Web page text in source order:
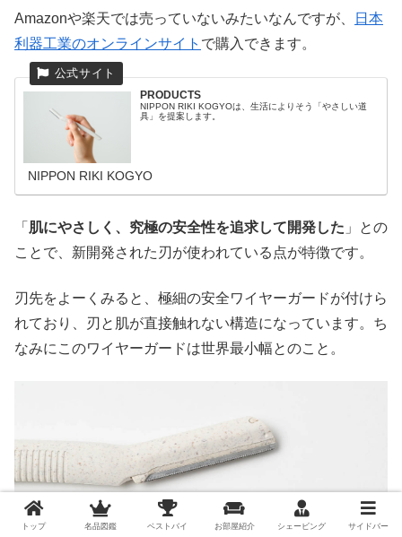
Amazonや楽天では売っていないみたいなんですが、
日本
利器工業のオンラインサイト で購入できます。
PRODUCTS
NIPPON RIKI KOGYOは、生活によりそう「やさしい道
具」を提案します。
NIPPON RIKI KOGYO
「 肌にやさしく、究極の安全性を追求して開発した 」との
ことで、新開発された刃が使われている点が特徴です。
刃先をよーくみると、極細の安全ワイヤーガードが付けら
れており、刃と肌が直接触れない構造になっています。ち
なみにこのワイヤーガードは世界最小幅とのこと。
トップ 名品図鑑 ベストバイ お部屋紹介 シェービング サイドバー